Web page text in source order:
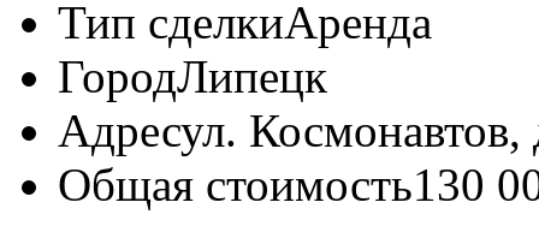
Тип сделкиАренда
ГородЛипецк
Адресул. Космонавтов,
Общая стоимость130